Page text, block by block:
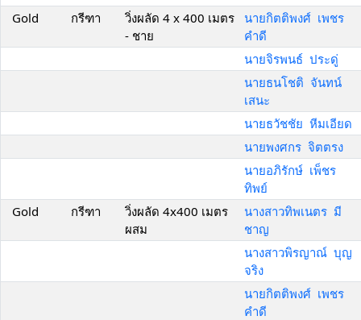
Gold
กรีฑา
วิ่งผลัด 4 x 400 เมตร
- ชาย
นายกิตติพงศ์ เพชร
คำดี
นายจิรพนธ์ ประดู่
นายธนโชติ จันทน์
เสนะ
นายธวัชชัย หีมเอียด
นายพงศกร จิตตรง
นายอภิรักษ์ เพ็ชร
ทิพย์
Gold
กรีฑา
วิ่งผลัด 4x400 เมตร
ผสม
นางสาวทิพเนตร มี
ชาญ
นางสาวพิรญาณ์ บุญ
จริง
นายกิตติพงศ์ เพชร
คำดี